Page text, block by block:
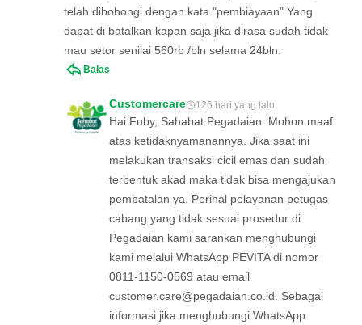
telah dibohongi dengan kata "pembiayaan" Yang
dapat di batalkan kapan saja jika dirasa sudah tidak
mau setor senilai 560rb /bln selama 24bln.
Balas
Customercare 126 hari yang lalu
Hai Fuby, Sahabat Pegadaian. Mohon maaf
atas ketidaknyamanannya. Jika saat ini
melakukan transaksi cicil emas dan sudah
terbentuk akad maka tidak bisa mengajukan
pembatalan ya. Perihal pelayanan petugas
cabang yang tidak sesuai prosedur di
Pegadaian kami sarankan menghubungi
kami melalui WhatsApp PEVITA di nomor
0811-1150-0569 atau email
customer.care@pegadaian.co.id. Sebagai
informasi jika menghubungi WhatsApp